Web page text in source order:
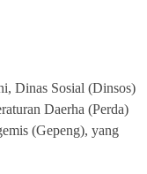
Dinas Sosial (Dinsos)
Daerha (Perda)
(Gepeng), yang